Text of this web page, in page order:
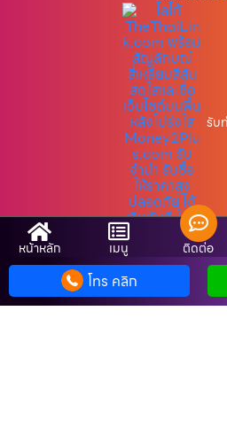
Copyright © รับจํา
SiteMap
รับ
หน้าหลัก เมนู ติดต่อ
โทร คลิก